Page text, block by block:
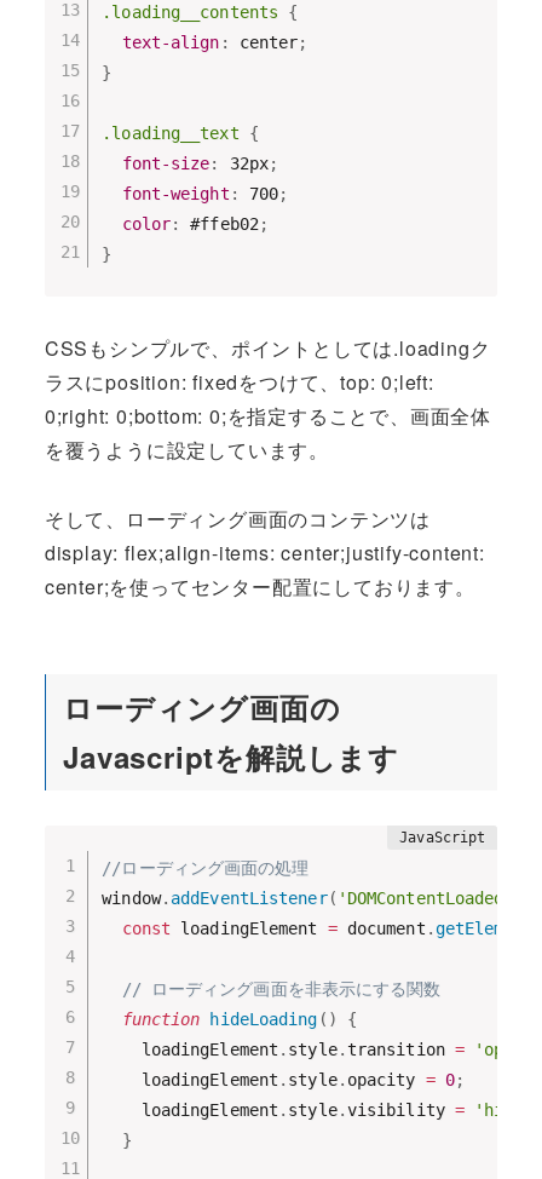
.loading__contents
{
text-align : center;
}
.loading__text
{
font-size: 32px;
font-weight : 700;
color: #ffeb02;
}
CSSもシンプルで、ポイントとしては.loadingク
ラスにposition: fixedをつけて、top: 0;left:
0;right: 0;bottom: 0;を指定することで、画面全体
を覆うように設定しています。
そして、ローディング画面のコンテンツは
display: flex;align-items: center;justify-content:
center;を使ってセンター配置にしております。
ローディング画面の
Javascriptを解説します
//ローディング画面の処理
window. addEventListener( 'DOMContentLoaded'
const loadingElement = document .
// ローディング画面を非表示にする関数
function hideLoading ( )
{
    loadingElement
. style.transition =
    loadingElement
. style. opacity = 0;
    loadingElement
. style.visibility =
}